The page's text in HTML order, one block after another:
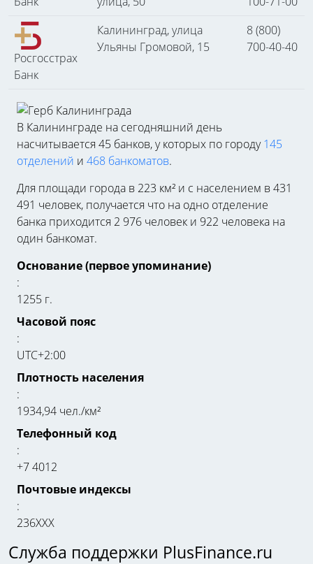
Росгосстрах
Банк
Калининград, улица
Ульяны Громовой, 15
8 (800)
700-40-40
В Калининграде на сегодняшний день
насчитывается 45 банков, у которых по городу145
отделений и 468 банкоматов.
Для площади города в 223 км² и с населением в 431
491 человек, получается что на одно отделение
банка приходится 2 976 человек и 922 человека на
один банкомат.
Основание (первое упоминание)
:
1255 г.
Часовой пояс
:
UTC+2:00
Плотность населения
:
1934,94 чел./км²
Телефонный код
:
+7 4012
Почтовые индексы
:
236ХХХ
Служба поддержки PlusFinance.ru